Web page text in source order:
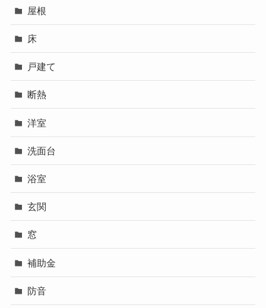
屋根
床
戸建て
断熱
洋室
洗面台
浴室
玄関
窓
補助金
防音